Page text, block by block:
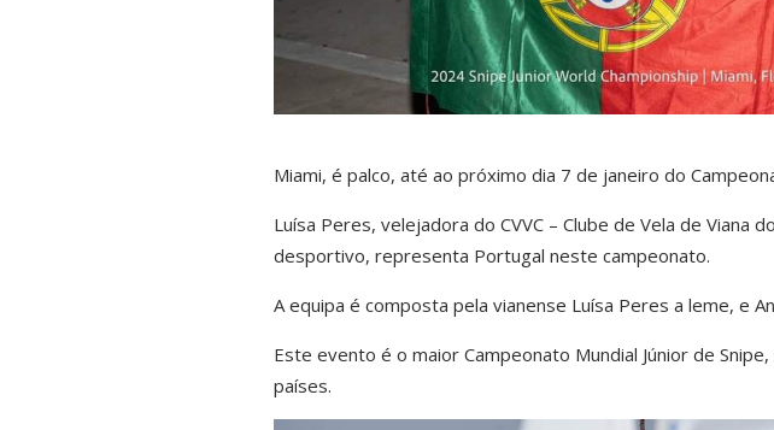
Miami, é palco, até ao próximo dia 7 de janeiro do
Luísa Peres, velejadora do CVVC – Clube de Vela de
desportivo, representa Portugal neste campeonato.
A equipa é composta pela vianense Luísa Peres a leme, e
Este evento é o maior Campeonato Mundial Júnior de
países.